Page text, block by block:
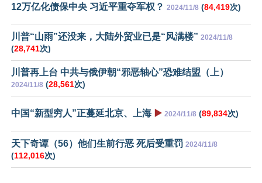
12万亿化债保中央 习近平重夺军权？ 2024/11/8 (84,419次)
川普“山雨”还没来，大陆外贸业已是“风满楼” 2024/11/8
(28,741次)
川普再上台 中共与俄伊朝“邪恶轴心”恐难结盟（上）
2024/11/8 (28,561次)
中国“新型穷人”正蔓延北京、上海 ▶️ 2024/11/8 (89,834次)
天下奇谭（56）他们生前行恶 死后受重罚 2024/11/8
(112,016次)